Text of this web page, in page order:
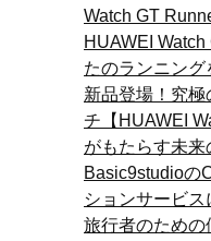
Watch GT
HUAWEI
たのランニン
新品登場！究極
チ【HUAWEI
がもたらす未
Basic9studioの
ションサービ
旅行者のための